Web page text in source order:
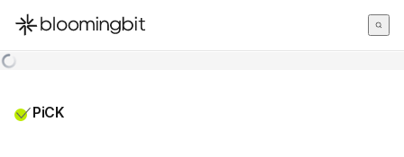
한국어
PiCK